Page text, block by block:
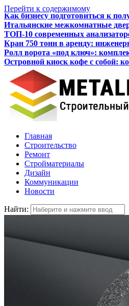
Перейти к содержимому
Итальянские межкомнатные
ТОП-10 современных
Кран 750 тонн в аренду:
Ролл ворота «под ключ»:
Островной киоск кофе с собой:
Как бизнесу подготовиться к
Главная
Строительство
Ремонт
Стройматериалы
Дизайн
Коммуникации
Новости
Найти: